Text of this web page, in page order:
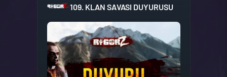
109. KLAN SAVASI DUYURUSU